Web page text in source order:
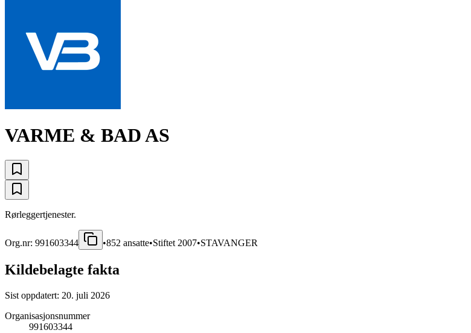
VARME & BAD AS
Rørleggertjenester.
Org.nr: 991603344 •852 ansatte•Stiftet 2007•STAVANGER
Kildebelagte fakta
Sist oppdatert: 20. juli 2026
Organisasjonsnummer
991603344